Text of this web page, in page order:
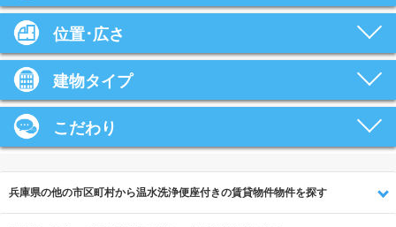
位置･広さ
建物タイプ
こだわり
兵庫県の他の市区町村から温水洗浄便座付きの賃貸物件物件を探す